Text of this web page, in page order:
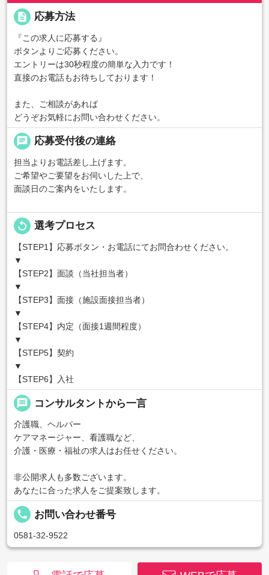
description 応募方法
『この求人に応募する』
ボタンよりご応募ください。
エントリーは30秒程度の簡単な入力です！
直接のお電話もお待ちしております！
また、ご相談があれば
どうぞお気軽にお問い合わせください。
chat 応募受付後の連絡
担当よりお電話差し上げます。
ご希望やご要望をお伺いした上で、
面談日のご案内をいたします。
replay 選考プロセス
【STEP1】応募ボタン・お電話にてお問合わせください。
▼
【STEP2】面談（当社担当者）
▼
【STEP3】面接（施設面接担当者）
▼
【STEP4】内定（面接1週間程度）
▼
【STEP5】契約
▼
【STEP6】入社
message コンサルタントから一言
介護職、ヘルパー
ケアマネージャー、看護職など、
介護・医療・福祉の求人はお任せください。
非公開求人も多数ございます。
あなたに合った求人をご提案致します。
local_phone お問い合わせ番号
0581-32-9522